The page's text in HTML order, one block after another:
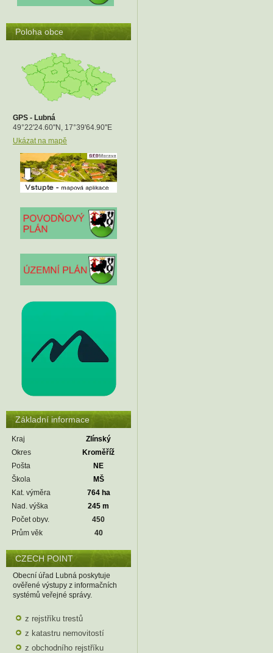
Poloha obce
GPS - Lubná
49°22'24.60''N, 17°39'64.90''E
Ukázat na mapě
Základní informace
Kraj
Zlínský
Okres
Kroměříž
Pošta
NE
Škola
MŠ
Kat. výměra
764 ha
Nad. výška
245 m
Počet obyv.
450
Prům věk
40
CZECH POINT
Obecní úřad Lubná poskytuje
ověřené výstupy z informačních
systémů veřejné správy.
z rejstříku trestů
z katastru nemovitostí
z obchodního rejstříku